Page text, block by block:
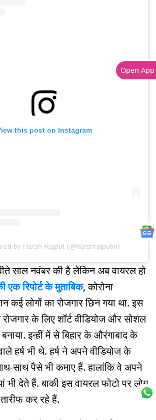
this post on Instagram
by Harsh Rajput (@harshrajputin)
साल नवंबर की है लेकिन अब वायरल हो
रिपोर्ट के मुताबिक, कोरोना
कई लोगों का रोजगार छिन गया था. इस
के लिए शॉर्ट वीडियोज और सोशल
बनाया. इन्हीं में से बिहार के औरंगाबाद के
हर्ष भी थे. हर्ष ने अपने वीडियोज के
साथ पैसे भी कमाए हैं. हालांकि वे अपने
भी देते हैं. बाकी इस वायरल फोटो पर लोग
कर रहे हैं.
Open App